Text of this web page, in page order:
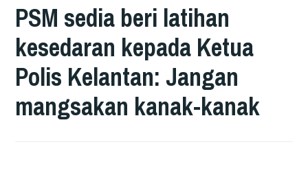
PSM sedia beri latihan
kesedaran kepada Ketua
Polis Kelantan: Jangan
mangsakan kanak-kanak